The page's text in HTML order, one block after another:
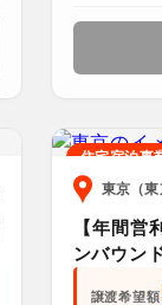
住宅宿泊事
東京（東
【年間営
ンバウン
譲渡希望額